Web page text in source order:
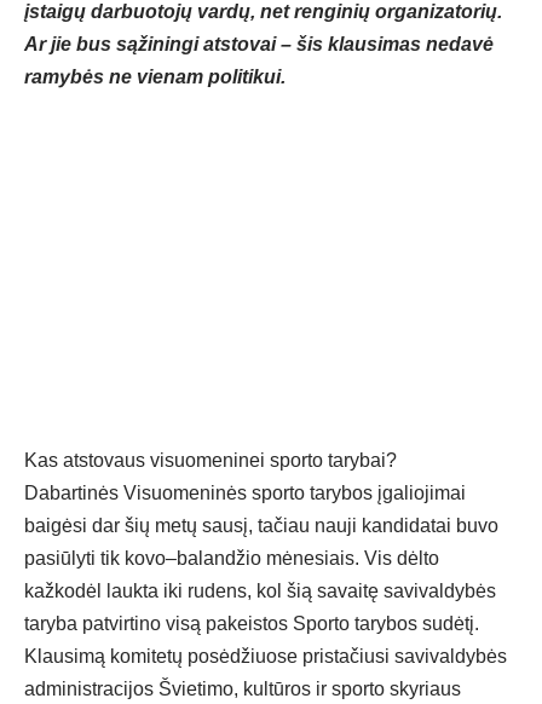
įstaigų darbuotojų vardų, net renginių organizatorių.
Ar jie bus sąžiningi atstovai – šis klausimas nedavė
ramybės ne vienam politikui.
Kas atstovaus visuomeninei sporto tarybai?
Dabartinės Visuomeninės sporto tarybos įgaliojimai
baigėsi dar šių metų sausį, tačiau nauji kandidatai buvo
pasiūlyti tik kovo–balandžio mėnesiais. Vis dėlto
kažkodėl laukta iki rudens, kol šią savaitę savivaldybės
taryba patvirtino visą pakeistos Sporto tarybos sudėtį.
Klausimą komitetų posėdžiuose pristačiusi savivaldybės
administracijos Švietimo, kultūros ir sporto skyriaus